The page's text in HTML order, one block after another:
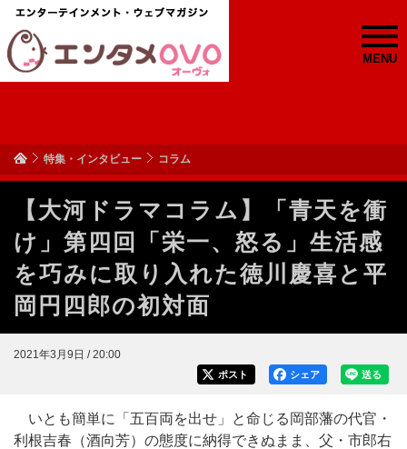
MENU
特集・インタビュー コラム
【大河ドラマコラム】「青天を衝
け」第四回「栄一、怒る」生活感
を巧みに取り入れた徳川慶喜と平
岡円四郎の初対面
2021年3月9日 / 20:00
送る
シェア
ポスト
いとも簡単に「五百両を出せ」と命じる岡部藩の代官・
利根吉春（酒向芳）の態度に納得できぬまま、父・市郎右